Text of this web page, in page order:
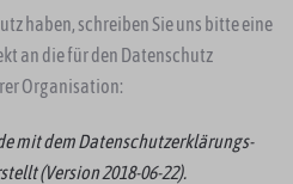
haben, schreiben Sie uns bitte eine
an die für den Datenschutz
Organisation:
mit demDatenschutzerklärungs-
(Version 2018-06-22).